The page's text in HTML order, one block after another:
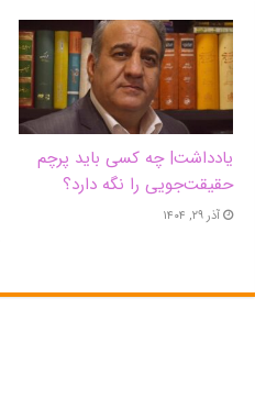
یادداشت| ‌چه کسی باید پرچم
حقیقت‌جویی را نگه دارد؟
آذر ۲۹, ۱۴۰۴